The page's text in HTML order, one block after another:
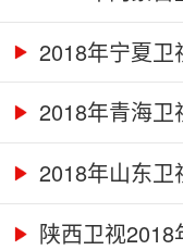
2018年宁夏卫
2018年青海卫
2018年山东卫
陕西卫视